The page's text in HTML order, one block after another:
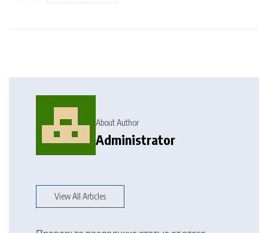
About Author
Administrator
View All Articles